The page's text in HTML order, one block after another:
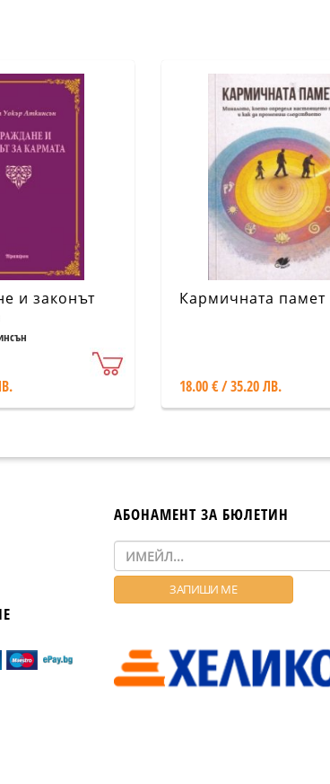
и законът
Кармичната памет
18.00 € / 35.20 ЛВ.
АБОНАМЕНТ ЗА БЮЛЕТИН